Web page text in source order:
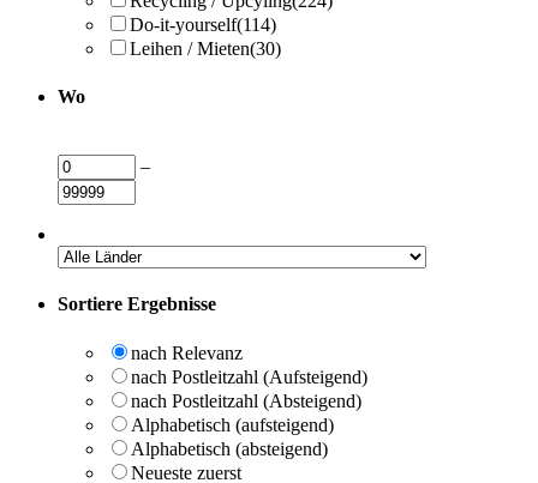
Do-it-yourself(114)
Leihen / Mieten(30)
Wo
–
Sortiere Ergebnisse
nach Relevanz
nach Postleitzahl (Aufsteigend)
nach Postleitzahl (Absteigend)
Alphabetisch (aufsteigend)
Alphabetisch (absteigend)
Neueste zuerst